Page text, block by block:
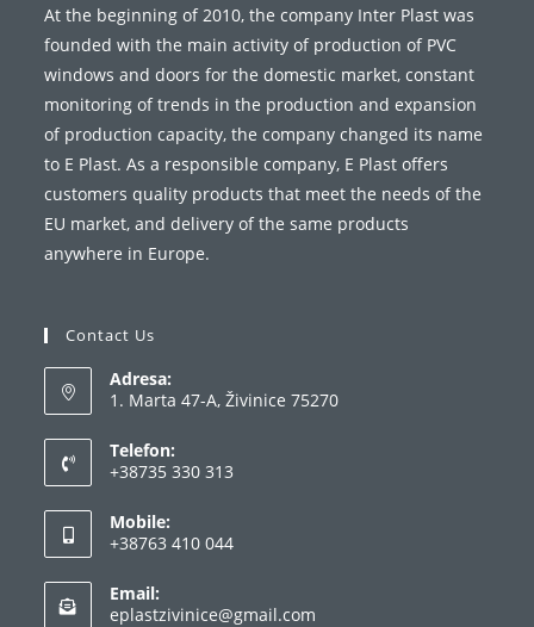
At the beginning of 2010, the company Inter Plast was
founded with the main activity of production of PVC
windows and doors for the domestic market, constant
monitoring of trends in the production and expansion
of production capacity, the company changed its name
to E Plast. As a responsible company, E Plast offers
customers quality products that meet the needs of the
EU market, and delivery of the same products
anywhere in Europe.
Contact Us
Adresa:
1. Marta 47-A, Živinice 75270
Telefon:
+38735 330 313
Mobile:
+38763 410 044
Email:
eplastzivinice@gmail.com